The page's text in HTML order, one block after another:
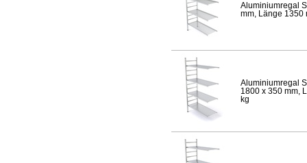
Aluminiumregal
mm, Länge 1350
Aluminiumregal
1800 x 350 mm,
kg